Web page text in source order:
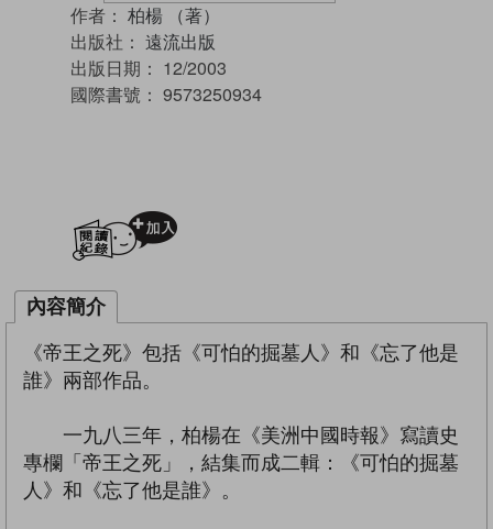
作者： 柏楊 （著）
出版社： 遠流出版
出版日期： 12/2003
國際書號： 9573250934
內容簡介
《帝王之死》包括《可怕的掘墓人》和《忘了他是
誰》兩部作品。
一九八三年，柏楊在《美洲中國時報》寫讀史
專欄「帝王之死」，結集而成二輯：《可怕的掘墓
人》和《忘了他是誰》。